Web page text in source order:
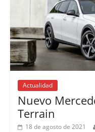
Actualidad
Nuevo
Terrain
18 de agosto de 2021